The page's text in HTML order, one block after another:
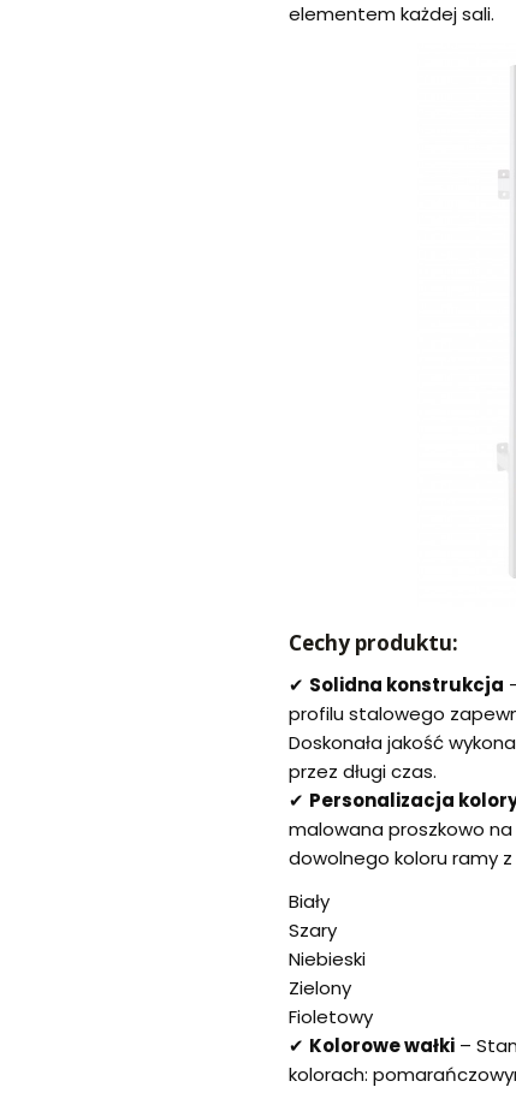
elementem każdej sali.
Cechy produktu:
✔ Solidna konstrukcja
profilu stalowego
Doskonała jakość
przez długi czas.
✔ Personalizacja
malowana proszkowo na
dowolnego koloru ramy
Biały
Szary
Niebieski
Zielony
Fioletowy
✔ Kolorowe wałki –
kolorach: